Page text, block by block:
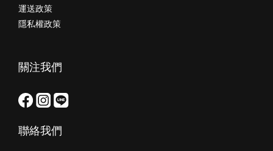
運送政策
隱私權政策
關注我們
聯絡我們